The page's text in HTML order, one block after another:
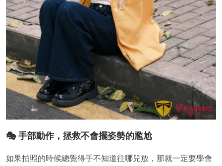
🎭 手部動作，拯救不會擺姿勢的尷尬
如果拍照的時候總覺得手不知道往哪兒放，那就一定要學會